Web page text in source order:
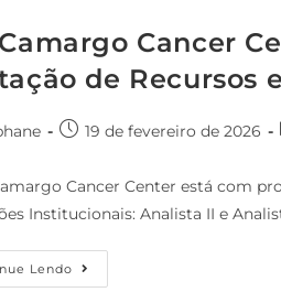
Cancer
de Recursos
19 de fevereiro de 2026
Cancer Center está com
Institucionais: Analista II e
Lendo